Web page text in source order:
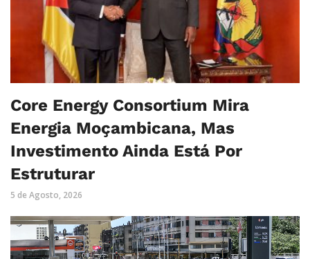
Core Energy Consortium Mira
Energia Moçambicana, Mas
Investimento Ainda Está Por
Estruturar
5 de Agosto, 2026